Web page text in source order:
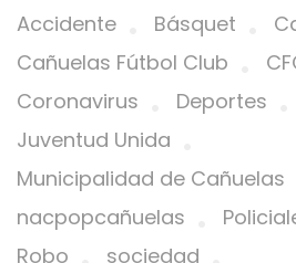
Accidente Básquet
Cañuelas Fútbol Club
Coronavirus
Deportes
Juventud Unida
Municipalidad de Cañuelas
nacpopcañuelas
Robo
sociedad